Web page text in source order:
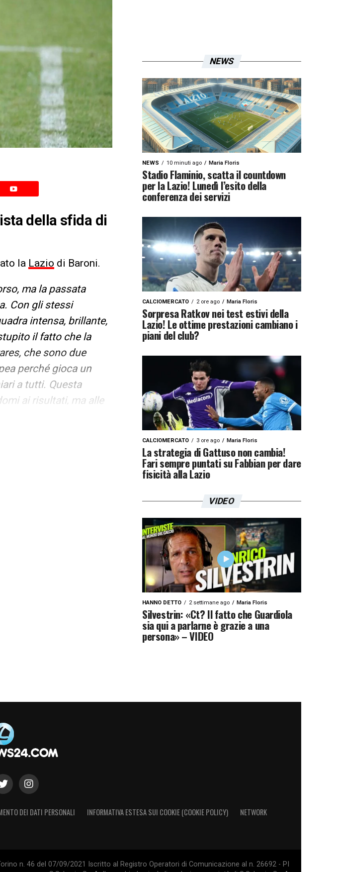
della sfida di
la Lazio di Baroni.
ma la passata
Con gli stessi
intensa, brillante,
il fatto che la
che sono due
perché gioca un
a tutti. Questa
ai risultati, ma alle
sono andate in
NEWS
NEWS 10 minuti ago Maria Floris
Stadio Flaminio, scatta il countdown
per la Lazio! Lunedì l’esito della
conferenza dei servizi
CALCIOMERCATO 2 ore ago Maria Floris
Sorpresa Ratkov nei test estivi della
Lazio! Le ottime prestazioni cambiano i
piani del club?
CALCIOMERCATO 3 ore ago Maria Floris
La strategia di Gattuso non cambia!
Fari sempre puntati su Fabbian per dare
fisicità alla Lazio
VIDEO
HANNO DETTO 2 settimane ago Maria Floris
Silvestrin: «Ct? Il fatto che Guardiola
sia qui a parlarne è grazie a una
persona» – VIDEO
DEI DATI PERSONALI INFORMATIVA ESTESA SUI COOKIE (COOKIE POLICY) NETWORK
n. 46 del 07/09/2021 Iscritto al Registro Operatori di Comunicazione al n. 26692 - PI